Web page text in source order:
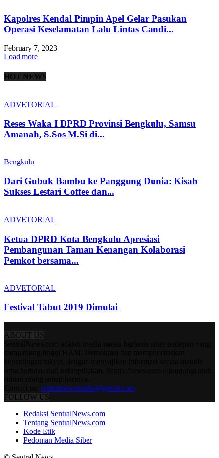
Kapolres Kendal Pimpin Apel Gelar Pasukan
Operasi Keselamatan Lalu Lintas Candi...
February 7, 2023
Load more
HOT NEWS
ADVETORIAL
Reses Waka I DPRD Provinsi Bengkulu, Samsu
Amanah, S.Sos M.Si di...
Bengkulu
Dari Gubuk Bambu ke Panggung Dunia: Kisah
Sukses Lestari Coffee dan...
ADVETORIAL
Ketua DPRD Kota Bengkulu Apresiasi
Pembangunan Taman Kenangan Kolaborasi
Pemkot bersama...
ADVETORIAL
Festival Tabut 2019 Dimulai
ABOUT US
sentralnewsmedia@gmail.com
FOLLOW US
Redaksi SentralNews.com
Tentang SentralNews.com
Kode Etik
Pedoman Media Siber